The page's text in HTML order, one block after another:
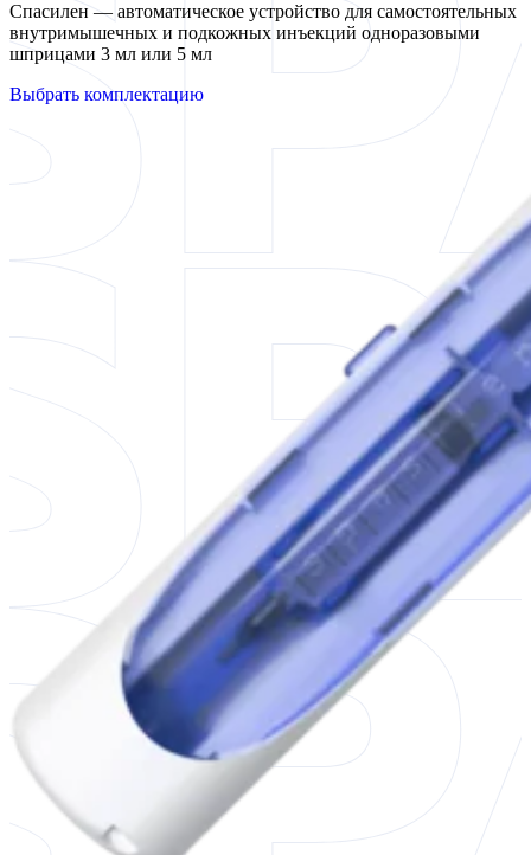
Спасилен — автоматическое устройство для самостоятельных
внутримышечных и подкожных инъекций одноразовыми
шприцами 3 мл или 5 мл
Выбрать комплектацию